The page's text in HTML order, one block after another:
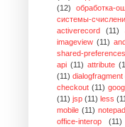
(12)
обработка-
системы-
activerecord
(11)
imageview (11)
shared-preferences
api (11) attribute
(11) dialogfragment
checkout (11)
(11) jsp (11) less
mobile (11)
office-interop
(11)